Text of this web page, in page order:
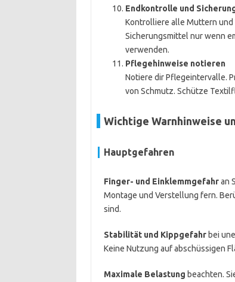
Endkontrolle und
Kontrolliere alle Muttern und
Sicherungsmittel nur wenn
verwenden.
Pflegehinweise notieren
Notiere dir Pflegeintervalle.
von Schmutz. Schütze
Wichtige Warnhinweise
Hauptgefahren
Finger- und Einklemmgefahran
Montage und Verstellung fern.
sind.
Stabilität und Kippgefahrbei
Keine Nutzung auf abschüssigen
Maximale Belastung beachten.